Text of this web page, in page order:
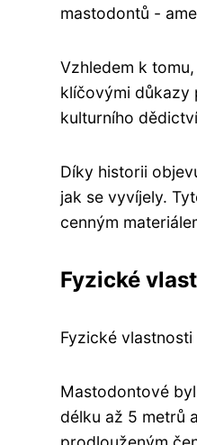
mastodontů -
Vzhledem k
klíčovými důkazy
kulturního
Díky historii
jak se vyvíjely.
cenným
Fyzické
Fyzické
Mastodontové
délku až 5 metrů